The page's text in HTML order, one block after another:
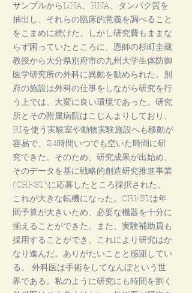
サンプルからDNA、RNA、タンパク質を
抽出し、それらの臨床的意義を調べること
をこまめに続けた。しかし研究費もままな
らず困っていたところに、恩師の杉町圭蔵
教授から大分県別府市の九州大学生体防御
医学研究所の外科に異動を勧められた。別
府の施設は外科の仕事をしながら研究を行
う上では、大変に良い環境であった。研究
所とその附属病院はこじんまりしており、
RIを使う実験室や動物実験施設へも移動が
容易で、24時間いつでも空いた時間に研
究できた。そのため、研究成果が出始め、
そのデータを基に戦略的創造研究推進事業
(CREST)に応募したところ採択された。
これが大きな転機になった。CRESTは年
間予算が大きいため、必要な機器を十分に
揃えることができた。また、実験補助員も
採用することができ、これにより研究はか
なり進んだ。ありがたいことと感謝してい
る。 外科医は手術をしてなんぼという世
界である。私のように研究にも時間を割く